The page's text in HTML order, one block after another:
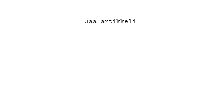
Jaa artikkeli